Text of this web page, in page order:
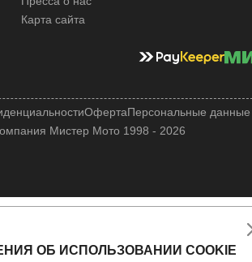
Карта сайта
Мистер Мото 1998 - 2026
ОфертаПерсональные данные
ОБ ИСПОЛЬЗОВАНИИ COOKIE